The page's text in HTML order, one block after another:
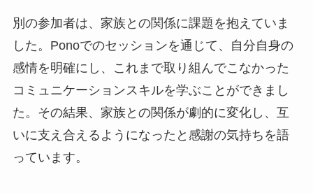
別の参加者は、家族との関係に課題を抱えていま
した。Ponoでのセッションを通じて、自分自身の
感情を明確にし、これまで取り組んでこなかった
コミュニケーションスキルを学ぶことができまし
た。その結果、家族との関係が劇的に変化し、互
いに支え合えるようになったと感謝の気持ちを語
っています。